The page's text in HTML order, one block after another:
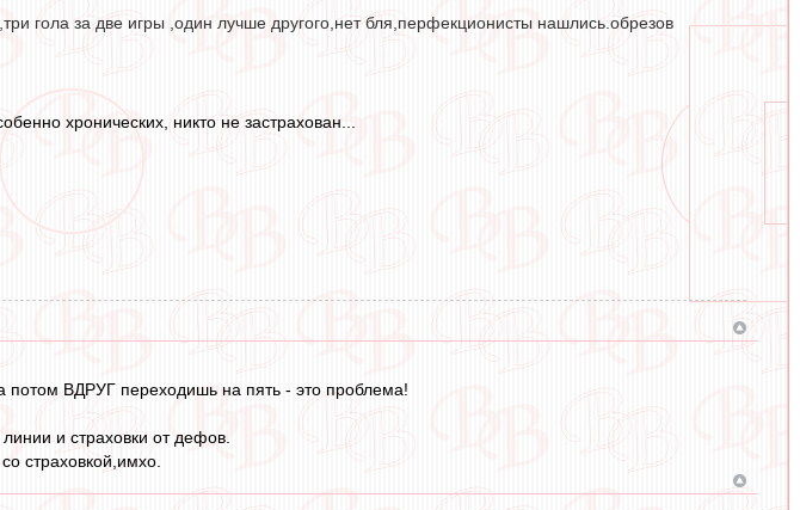
гола за две игры ,один лучше другого,нет бля,перфекционисты нашлись.обрезов
хронических, никто не застрахован...
потом ВДРУГ переходишь на пять - это проблема!
и страховки от дефов.
страховкой,имхо.